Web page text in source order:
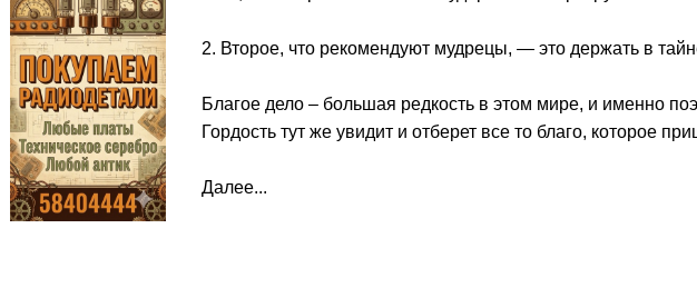
2. Второе, что рекомендуют мудрецы, — это держать в
Благое дело – большая редкость в этом мире, и именно
Гордость тут же увидит и отберет все то благо, которое
Далее...